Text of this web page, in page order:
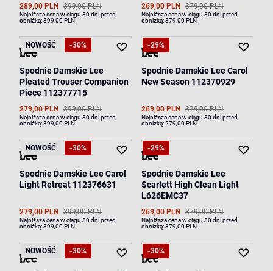
289,00 PLN 399,00 PLN
Najniższa cena w ciągu 30 dni przed
obniżką:399,00 PLN
269,00 PLN 379,00 PLN
Najniższa cena w ciągu 30 dni przed
obniżką:379,00 PLN
NOWOŚĆ -30%
Spodnie Damskie Lee
Pleated Trouser Companion
Piece 112377715
279,00 PLN 399,00 PLN
Najniższa cena w ciągu 30 dni przed
obniżką:399,00 PLN
-29%
Spodnie Damskie Lee Carol
New Season 112370929
269,00 PLN 379,00 PLN
Najniższa cena w ciągu 30 dni przed
obniżką:279,00 PLN
NOWOŚĆ -30%
Spodnie Damskie Lee Carol
Light Retreat 112376631
279,00 PLN 399,00 PLN
Najniższa cena w ciągu 30 dni przed
obniżką:399,00 PLN
-29%
Spodnie Damskie Lee
Scarlett High Clean Light
L626EMC37
269,00 PLN 379,00 PLN
Najniższa cena w ciągu 30 dni przed
obniżką:379,00 PLN
NOWOŚĆ -30% -30%